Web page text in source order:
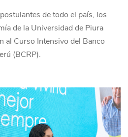
de todo el país, los
de la Universidad de Piura
al Curso Intensivo del Banco
(BCRP).